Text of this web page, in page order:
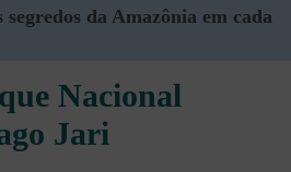
da Amazônia em cada
Nacional
Jari